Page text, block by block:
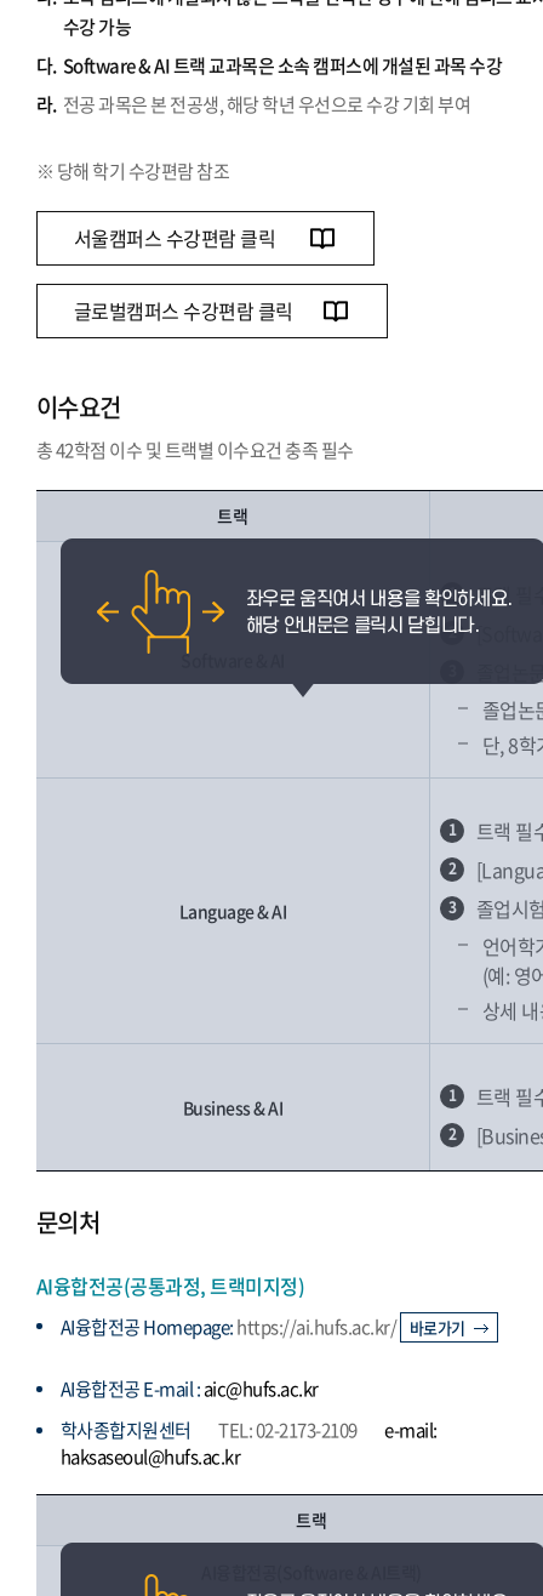
수강 가능
다. Software & AI 트랙 교과목은 소속 캠퍼스에 개설된 과목 수강
라. 전공 과목은 본 전공생, 해당 학년 우선으로 수강 기회 부여
※ 당해 학기 수강편람 참조
서울캠퍼스 수강편람 클릭
글로벌캠퍼스 수강편람 클릭
이수요건
총 42학점 이수 및 트랙별 이수요건 충족 필수
트랙
Software & AI
1 트랙 필
2
졸업논
졸업논
단, 8
Language & AI
1 트랙 필
2
3
졸업시
언어학
(예: 영
상세
Business & AI 1 트랙 필
2
문의처
AI융합전공(공통과정, 트랙미지정)
AI융합전공 Homepage:https://ai.hufs.ac.kr/ 바로가기
AI융합전공 E-mail :aic@hufs.ac.kr
학사종합지원센터
TEL: 02-2173-2109
e-mail:
haksaseoul@hufs.ac.kr
트랙